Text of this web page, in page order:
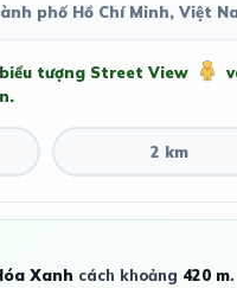
phố Hồ Chí Minh, Việt
tượng Street View
2 km
Xanh cách khoảng 420 m.